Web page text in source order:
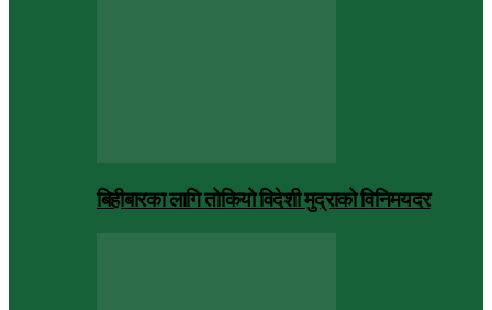
बिहीबारका लागि तोकियो विदेशी मुद्राको विनिमयदर